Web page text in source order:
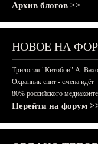
Архив блогов >>
НОВОЕ НА
Трилогия "Китобои" А.
Охранник спит - смена идёт
80% российского
Перейти на форум